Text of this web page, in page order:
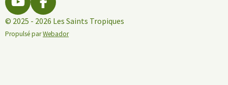
Y
o
u
F
a
c
© 2025 - 2026 Les Saints Tropiques
Propulsé parWebador